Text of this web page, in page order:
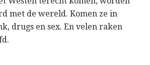
met de wereld. Komen ze in
drugs en sex. En velen raken